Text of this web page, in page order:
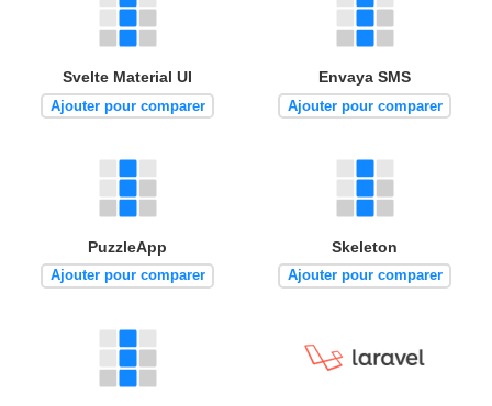
Svelte Material UI
Ajouter pour comparer
Envaya SMS
Ajouter pour comparer
PuzzleApp
Ajouter pour comparer
Skeleton
Ajouter pour comparer